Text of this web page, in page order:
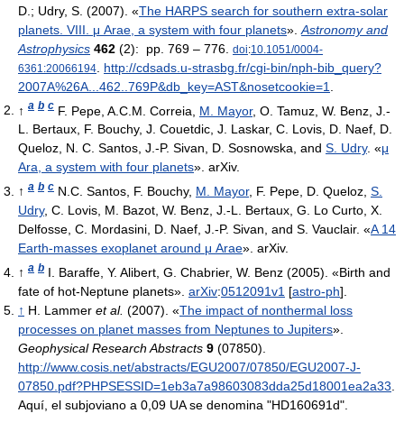
D.; Udry, S. (2007). «The HARPS search for southern extra-solar
planets. VIII. μ Arae, a system with four planets». Astronomy and
Astrophysics 462 (2): pp. 769 – 776. doi:10.1051/0004-
6361:20066194
http://cdsads.u-strasbg.fr/cgi-bin/nph-bib_query?
2007A%26A...462..769P&db_key=AST&nosetcookie=1
↑ a b c F. Pepe, A.C.M. Correia, M. Mayor, O. Tamuz, W. Benz, J.-
L. Bertaux, F. Bouchy, J. Couetdic, J. Laskar, C. Lovis, D. Naef, D.
Queloz, N. C. Santos, J.-P. Sivan, D. Sosnowska, and S. Udry. «μ
Ara, a system with four planets». arXiv.
↑ a b c N.C. Santos, F. Bouchy, M. Mayor, F. Pepe, D. Queloz, S.
Udry, C. Lovis, M. Bazot, W. Benz, J.-L. Bertaux, G. Lo Curto, X.
Delfosse, C. Mordasini, D. Naef, J.-P. Sivan, and S. Vauclair. «A 14
Earth-masses exoplanet around μ Arae». arXiv.
↑ a b I. Baraffe, Y. Alibert, G. Chabrier, W. Benz (2005). «Birth and
fate of hot-Neptune planets». arXiv:0512091v1 [astro-ph].
↑ H. Lammer et al. (2007). «The impact of nonthermal loss
processes on planet masses from Neptunes to Jupiters».
Geophysical Research Abstracts 9 (07850)
http://www.cosis.net/abstracts/EGU2007/07850/EGU2007-J-
07850.pdf?PHPSESSID=1eb3a7a98603083dda25d18001ea2a33
Aquí, el subjoviano a 0,09 UA se denomina "HD160691d".